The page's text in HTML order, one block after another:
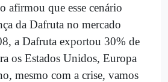
afirmou que esse cenário
da Dafruta no mercado
a Dafruta exportou 30% de
os Estados Unidos, Europa
mesmo com a crise, vamos